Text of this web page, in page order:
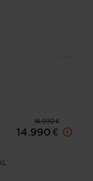
16.990 €
14.990 €